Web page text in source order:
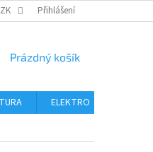
Přihlášení
NÁKUPNÍ
Prázdný košík
ELEKTRO